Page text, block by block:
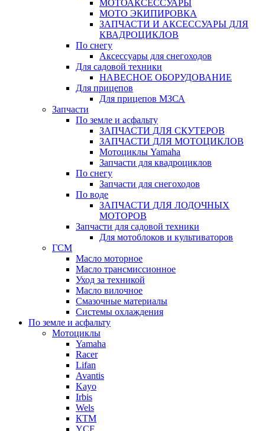
МОТОАКСЕССУАРЫ
МОТО ЭКИПИРОВКА
ЗАПЧАСТИ И АКСЕССУАРЫ ДЛЯ
КВАДРОЦИКЛОВ
По снегу
Аксессуары для снегоходов
Для садовой техники
НАВЕСНОЕ ОБОРУДОВАНИЕ
Для прицепов
Для прицепов МЗСА
Запчасти
По земле и асфальту
ЗАПЧАСТИ ДЛЯ СКУТЕРОВ
ЗАПЧАСТИ ДЛЯ МОТОЦИКЛОВ
Мотоциклы Yamaha
Запчасти для квадроциклов
По снегу
Запчасти для снегоходов
По воде
ЗАПЧАСТИ ДЛЯ ЛОДОЧНЫХ
МОТОРОВ
Запчасти для садовой техники
Для мотоблоков и культиваторов
ГСМ
Масло моторное
Масло трансмиссионное
Уход за техникой
Масло вилочное
Смазочные материалы
Системы охлаждения
По земле и асфальту
Мотоциклы
Yamaha
Racer
Lifan
Avantis
Kayo
Irbis
Wels
КТМ
YCF